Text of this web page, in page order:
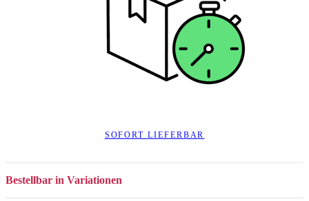
SOFORT LIEFERBAR
Bestellbar in Variationen